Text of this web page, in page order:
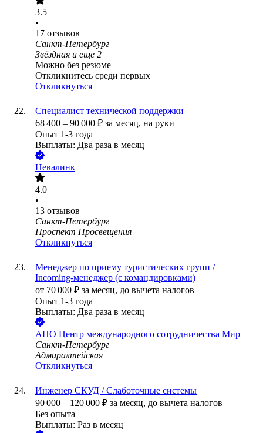
3.5
•
17 отзывов
Санкт-Петербург
Звёздная и еще 2
Можно без резюме
Откликнитесь среди первых
Откликнуться
Специалист технической поддержки
68 400 – 90 000 ₽ за месяц, на руки
Опыт 1-3 года
Выплаты: Два раза в месяц
Невалинк
4.0
•
13 отзывов
Санкт-Петербург
Проспект Просвещения
Откликнуться
Менеджер по приему туристических групп /
Incoming-менеджер (с командировками)
от 70 000 ₽ за месяц, до вычета налогов
Опыт 1-3 года
Выплаты: Два раза в месяц
АНО Центр международного сотрудничества Мир
Санкт-Петербург
Адмиралтейская
Откликнуться
Инженер СКУД / Слаботочные системы
90 000 – 120 000 ₽ за месяц, до вычета налогов
Без опыта
Выплаты: Раз в месяц